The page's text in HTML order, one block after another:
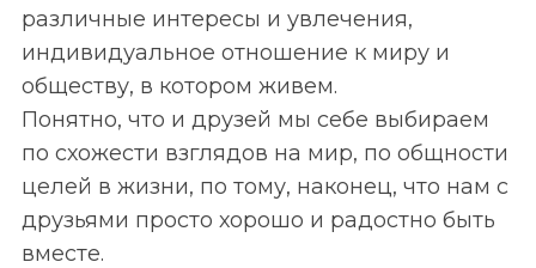
различные интересы и увлечения,
индивидуальное отношение к миру и
обществу, в котором живем.
Понятно, что и друзей мы себе выбираем
по схожести взглядов на мир, по общности
целей в жизни, по тому, наконец, что нам с
друзьями просто хорошо и радостно быть
вместе.